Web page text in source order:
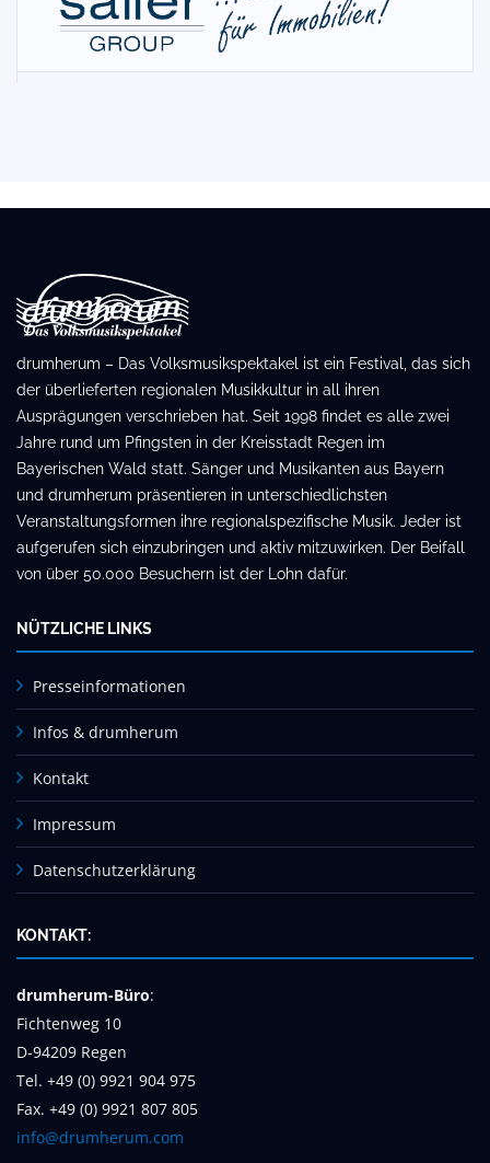
drumherum – Das Volksmusikspektakel ist ein Festival, das sich
der überlieferten regionalen Musikkultur in all ihren
Ausprägungen verschrieben hat. Seit 1998 findet es alle zwei
Jahre rund um Pfingsten in der Kreisstadt Regen im
Bayerischen Wald statt. Sänger und Musikanten aus Bayern
und drumherum präsentieren in unterschiedlichsten
Veranstaltungsformen ihre regionalspezifische Musik. Jeder ist
aufgerufen sich einzubringen und aktiv mitzuwirken. Der Beifall
von über 50.000 Besuchern ist der Lohn dafür.
NÜTZLICHE LINKS
Presseinformationen
Infos & drumherum
Kontakt
Impressum
Datenschutzerklärung
KONTAKT:
drumherum-Büro:
Fichtenweg 10
D-94209 Regen
Tel. +49 (0) 9921 904 975
Fax. +49 (0) 9921 807 805
info@drumherum.com